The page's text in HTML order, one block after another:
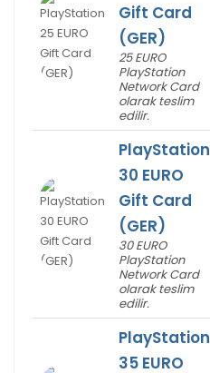
Gift Card
(GER)
25 EURO
PlayStation
Network Card
olarak teslim
edilir.
PlayStation
30 EURO
Gift Card
(GER)
30 EURO
PlayStation
Network Card
olarak teslim
edilir.
PlayStation
35 EURO